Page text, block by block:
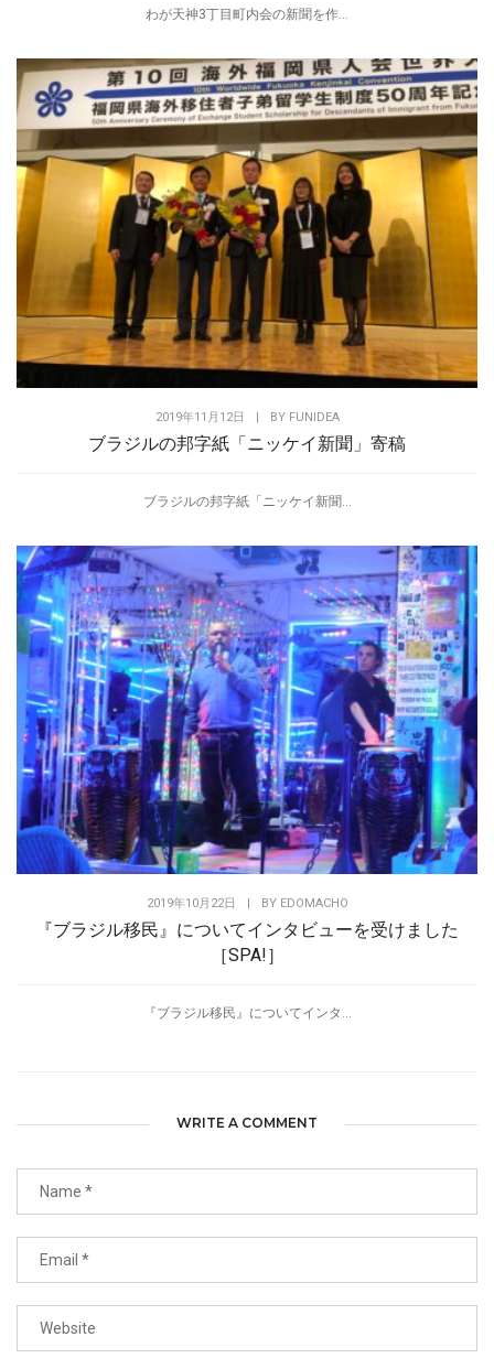
わが天神3丁目町内会の新聞を作...
2019年11月12日 | BY FUNIDEA
ブラジルの邦字紙「ニッケイ新聞」寄稿
ブラジルの邦字紙「ニッケイ新聞...
2019年10月22日 BY EDOMACHO
『ブラジル移民』についてインタビューを受けました
［SPA!］
『ブラジル移民』についてインタ...
WRITE A COMMENT